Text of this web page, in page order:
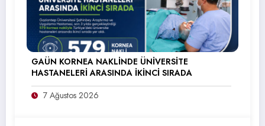
GAÜN KORNEA NAKLİNDE ÜNİVERSİTE
HASTANELERİ ARASINDA İKİNCİ SIRADA
7 Ağustos 2026